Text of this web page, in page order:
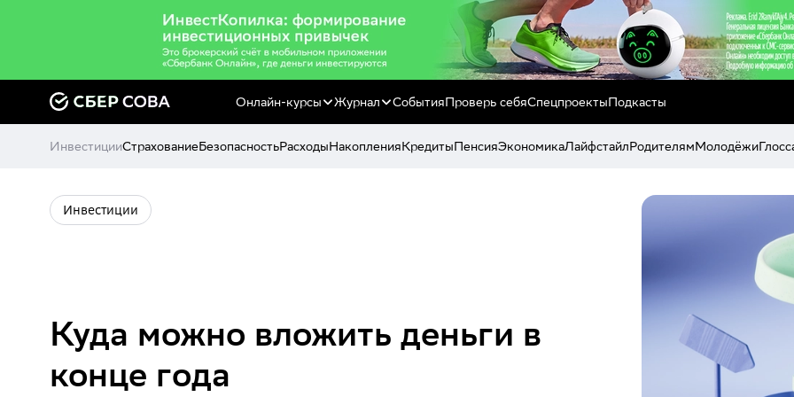
Онлайн-курсы Журнал СобытияПроверь себяСпецпроектыПодкасты
ИнвестицииСтрахованиеБезопасностьРасходыНакопленияКредитыПенсияЭкономикаЛайфстайлРодителямМолодёжи
Инвестиции
Куда можно вложить деньги в
конце года